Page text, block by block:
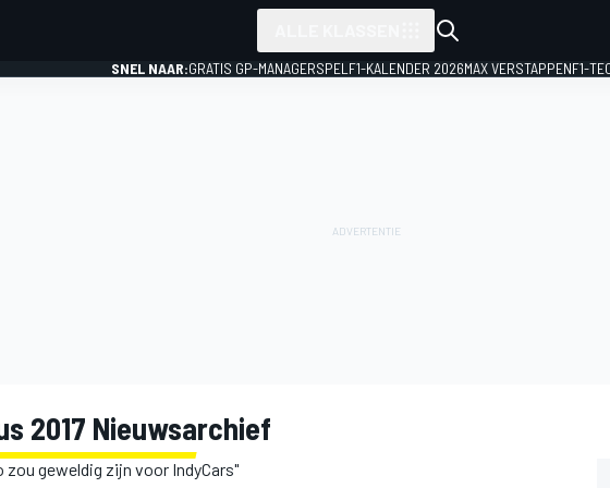
SNEL NAAR:GRATIS GP-MANAGERSPEL F1-KALENDER 2026MAX VERSTAPPENF1-
2017 Nieuwsarchief
geweldig zijn voor IndyCars"